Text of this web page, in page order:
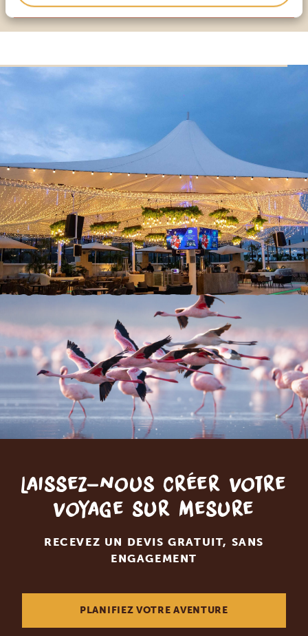
Laissez-nous créer votre
voyage sur mesure
RECEVEZ UN DEVIS GRATUIT, SANS
ENGAGEMENT
PLANIFIEZ VOTRE AVENTURE